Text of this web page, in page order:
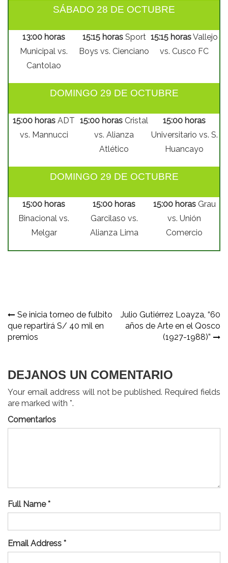
SÁBADO 28 DE OCTUBRE
13:00 horas
Municipal vs.
Cantolao
15:15 horas Sport
Boys vs. Cienciano
15:15 horasVallejo
vs. Cusco FC
DOMINGO 29 DE OCTUBRE
15:00 horas ADT
vs. Mannucci
15:00 horas Cristal
vs. Alianza
Atlético
15:00 horas
Universitario vs. S.
Huancayo
DOMINGO 29 DE OCTUBRE
15:00 horas
Binacional vs.
Melgar
15:00 horas
Garcilaso vs.
Alianza Lima
15:00 horas Grau
vs. Unión
Comercio
Navegación
de
Se inicia torneo de fulbito
que repartirá S/ 40 mil en
premios
Julio Gutiérrez Loayza, “60
años de Arte en el Qosco
(1927-1988)”
DEJANOS UN COMENTARIO
Your email address will not be published. Required fields
are marked with *.
Comentarios
Full Name *
Email Address *